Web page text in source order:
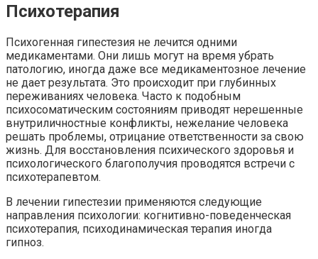
Психотерапия
Психогенная гипестезия не лечится одними
медикаментами. Они лишь могут на время убрать
патологию, иногда даже все медикаментозное лечение
не дает результата. Это происходит при глубинных
переживаниях человека. Часто к подобным
психосоматическим состояниям приводят нерешенные
внутриличностные конфликты, нежелание человека
решать проблемы, отрицание ответственности за свою
жизнь. Для восстановления психического здоровья и
психологического благополучия проводятся встречи с
психотерапевтом.
В лечении гипестезии применяются следующие
направления психологии: когнитивно-поведенческая
психотерапия, психодинамическая терапия иногда
гипноз.